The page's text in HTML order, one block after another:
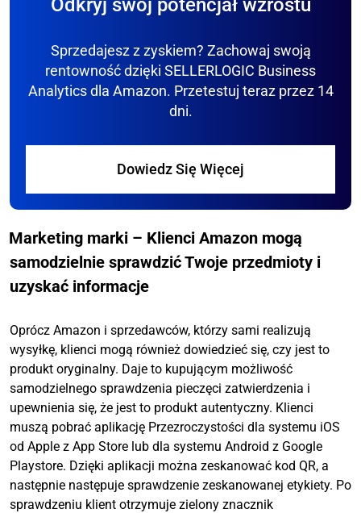
Sprzedajesz z zyskiem? Zachowaj swoją
rentowność dzięki SELLERLOGIC Business
Analytics dla Amazon. Przetestuj teraz przez 14
dni.
Dowiedz Się Więcej
Marketing marki – Klienci Amazon mogą
samodzielnie sprawdzić Twoje przedmioty i
uzyskać informacje
Oprócz Amazon i sprzedawców, którzy sami realizują
wysyłkę, klienci mogą również dowiedzieć się, czy jest to
produkt oryginalny. Daje to kupującym możliwość
samodzielnego sprawdzenia pieczęci zatwierdzenia i
upewnienia się, że jest to produkt autentyczny. Klienci
muszą pobrać aplikację Przezroczystości dla systemu iOS
od Apple z App Store lub dla systemu Android z Google
Playstore. Dzięki aplikacji można zeskanować kod QR, a
następnie następuje sprawdzenie zeskanowanej etykiety. Po
sprawdzeniu klient otrzymuje zielony znacznik